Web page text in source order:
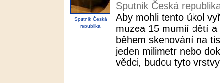
Sputnik Česká
republika
Sputnik Česká
Aby mohli tento úkol
muzea 15 mumií dětí a
během skenování na
jeden milimetr nebo
vědci, budou tyto